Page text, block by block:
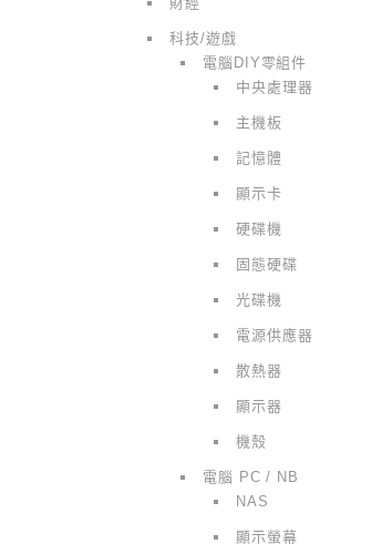
科技/遊戲
電腦DIY零組件
中央處理器
主機板
記憶體
顯示卡
硬碟機
固態硬碟
光碟機
電源供應器
散熱器
顯示器
機殼
電腦 PC / NB
NAS
顯示螢幕